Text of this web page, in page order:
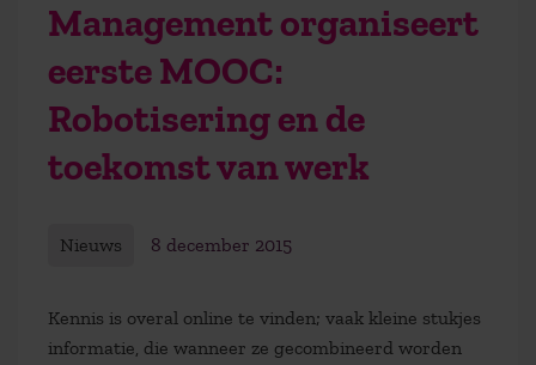
Management organiseert
eerste MOOC:
Robotisering en de
toekomst van werk
Nieuws 8 december 2015
Kennis is overal online te vinden; vaak kleine stukjes
informatie, die wanneer ze gecombineerd worden